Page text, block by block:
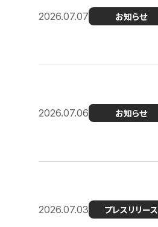
2026.07.07 お知らせ
2026.07.06 お知らせ
2026.07.03 プレスリリース